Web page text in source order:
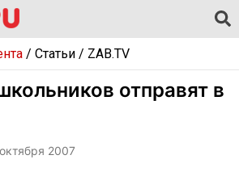
/ Статьи/ ZAB.TV
отправят в
2007